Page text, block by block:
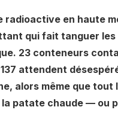
radioactive en haute
qui fait tanguer les
23 conteneurs
137 attendent
alors même que tout
la patate chaude — ou